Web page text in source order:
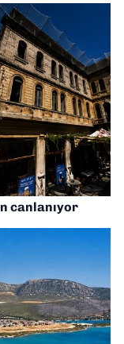
canlanıyor